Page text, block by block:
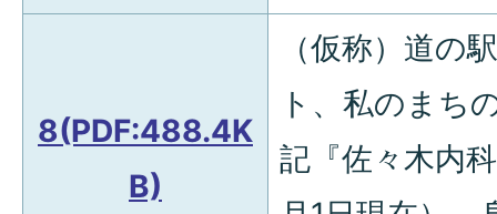
8(PDF:488.4K
B)
（仮称）道の
ト、私のまち
記『佐々木内